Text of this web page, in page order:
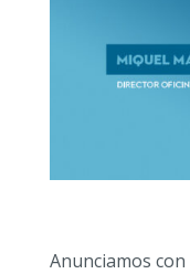
Anunciamos